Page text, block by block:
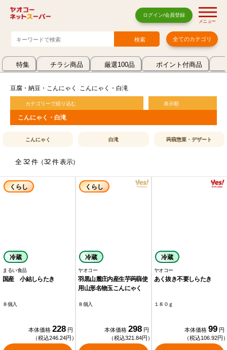
ログイン/会員登録
メニュー
全てのカテゴリ
特集 チラシ商品 厳選100品 ポイント付商品
豆腐・納豆・こんにゃく こんにゃく・白滝
カテゴリーで絞り込む 表示順
こんにゃく・白滝
こんにゃく 白滝 蒟蒻惣菜・デザート
全 32 件（32 件 表示）
くらし
冷蔵
まるい食品
国産 小結しらたき
８個入
本体価格 228 円
（税込246.24円）
くらし
冷蔵
ヤオコー
羽黒山麓庄内産生芋蒟蒻使
用山形名物玉こんにゃく
８個入
本体価格 298 円
（税込321.84円）
冷蔵
ヤオコー
あく抜き不要しらたき
１８０ｇ
本体価格 99 円
（税込106.92円